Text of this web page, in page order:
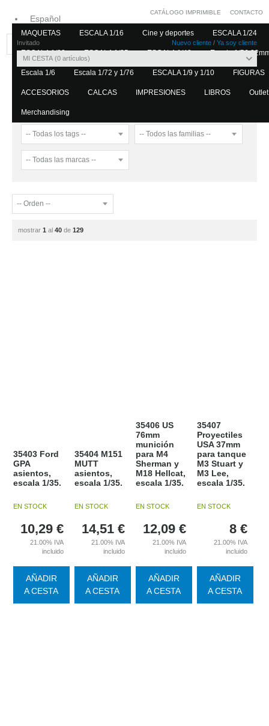
Español
Inglés
Invitado Nuevo cliente / Ya soy cliente
MI CESTA 0 artículos
CATÁLOGO IMPRIMIBLE CONTACTO
MAQUETAS ESCALA 1/16 Cine y deportes ESCALA 1/24
ESCALA 1/32 ESCALA 1/35 ESCALA 1/48 Escala 1/56
Escala 1/6 Escala 1/72 y 1/76 ESCALA 1/9 y 1/10 FIGURAS
ACCESORIOS CALCAS IMPRESIONES LIBROS Outlet
Merchandising
USA
mostrar 1 al 40 de 129
35403 Ford
GPA
asientos,
escala 1/35.
EN STOCK
10,29 €
21.00% IVA
incluido
AÑADIR
A CESTA
35404 M151
MUTT
asientos,
escala 1/35.
EN STOCK
14,51 €
21.00% IVA
incluido
AÑADIR
A CESTA
35406 US
76mm
munición
para M4
Sherman y
M18 Hellcat,
escala 1/35.
EN STOCK
12,09 €
21.00% IVA
incluido
AÑADIR
A CESTA
35407
Proyectiles
USA 37mm
para tanque
M3 Stuart y
M3 Lee,
escala 1/35.
EN STOCK
8 €
21.00% IVA
incluido
AÑADIR
A CESTA